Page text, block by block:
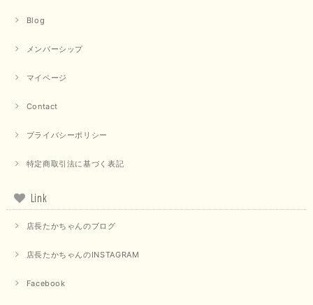
Blog
メンバーシップ
マイページ
Contact
プライバシーポリシー
特定商取引法に基づく表記
Link
店長たかちゃんのブログ
店長たかちゃんのINSTAGRAM
Facebook